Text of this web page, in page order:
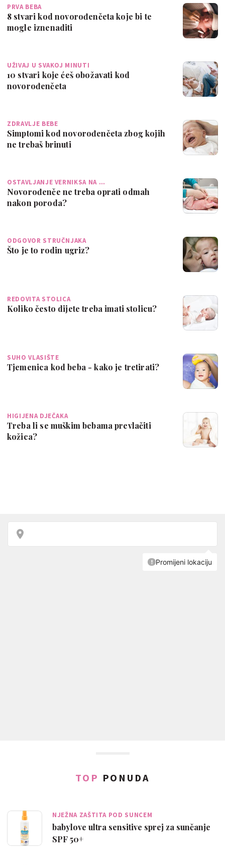
PRVA BEBA
8 stvari kod novorođenčeta koje bi te
mogle iznenaditi
UŽIVAJ U SVAKOJ MINUTI
10 stvari koje ćeš obožavati kod
novorođenčeta
ZDRAVLJE BEBE
Simptomi kod novorođenčeta zbog kojih
ne trebaš brinuti
OSTAVLJANJE VERNIKSA NA …
Novorođenče ne treba oprati odmah
nakon poroda?
ODGOVOR STRUČNJAKA
Što je to rodin ugriz?
REDOVITA STOLICA
Koliko često dijete treba imati stolicu?
SUHO VLASIŠTE
Tjemenica kod beba - kako je tretirati?
HIGIJENA DJEČAKA
Treba li se muškim bebama prevlačiti
kožica?
TOP PONUDA
NJEŽNA ZAŠTITA POD SUNCEM
babylove ultra sensitive sprej za sunčanje
SPF 50+